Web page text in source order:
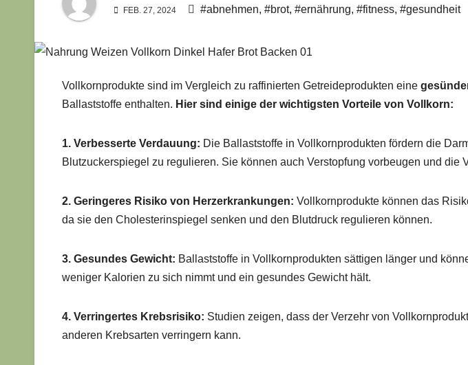
FEB. 27, 2024 #abnehmen, #brot, #ernährung, #fitness, #gesundheit
Vollkornprodukte sind im Vergleich zu raffinierten Getreideprodukten eine
Ballaststoffe enthalten. Hier sind einige der wichtigsten Vorteile von Vollkorn:
1. Verbesserte Verdauung: Die Ballaststoffe in Vollkornprodukten fördern die
Blutzuckerspiegel zu regulieren. Sie können auch Verstopfung vorbeugen und die
2. Geringeres Risiko von Herzerkrankungen: Vollkornprodukte können das
da sie den Cholesterinspiegel senken und den Blutdruck regulieren können.
3. Gesundes Gewicht: Ballaststoffe in Vollkornprodukten sättigen länger und
weniger Kalorien zu sich nimmt und ein gesundes Gewicht hält.
4. Verringertes Krebsrisiko: Studien zeigen, dass der Verzehr von
anderen Krebsarten verringern kann.